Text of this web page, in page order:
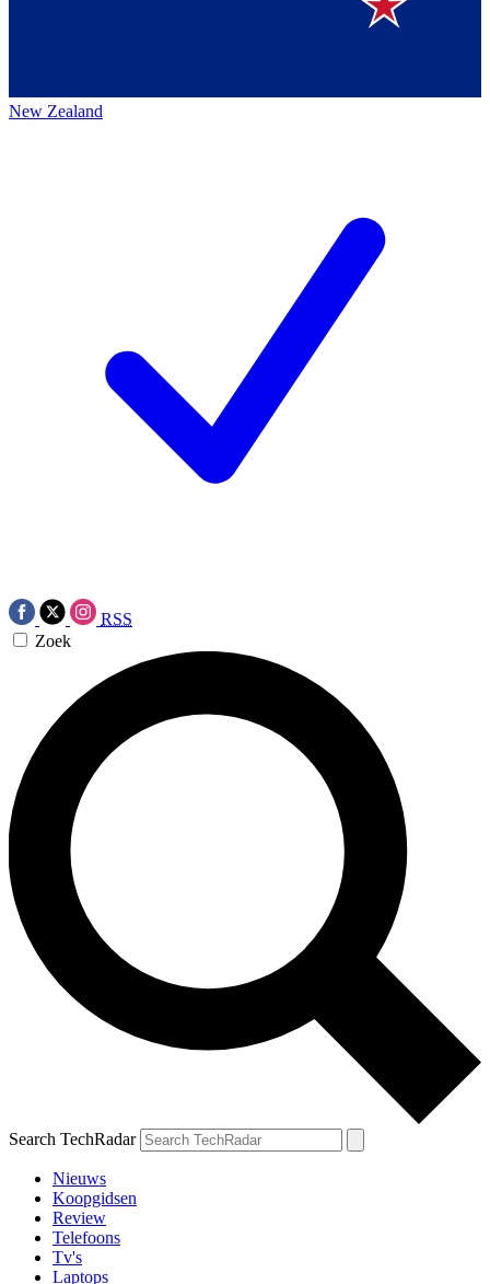
New Zealand
RSS
Zoek
Search TechRadar
Nieuws
Koopgidsen
Review
Telefoons
Tv's
Laptops